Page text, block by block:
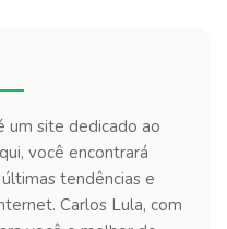
um site dedicado ao
você encontrará
tendências e
Carlos Lula, com